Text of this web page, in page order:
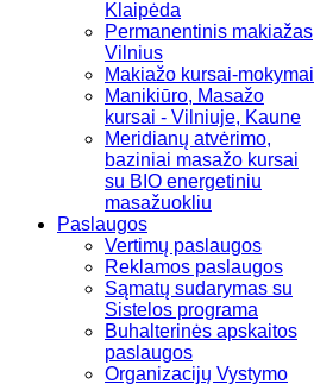
Klaipėda
Permanentinis makiažas
Vilnius
Makiažo kursai-mokymai
Manikiūro, Masažo
kursai - Vilniuje, Kaune
Meridianų atvėrimo,
baziniai masažo kursai
su BIO energetiniu
masažuokliu
Paslaugos
Vertimų paslaugos
Reklamos paslaugos
Sąmatų sudarymas su
Sistelos programa
Buhalterinės apskaitos
paslaugos
Organizacijų Vystymo